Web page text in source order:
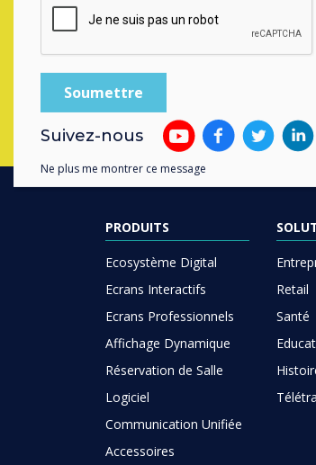
PRODUITS
Ecosystème Digital
Ecrans Interactifs
Ecrans Professionnels
Affichage Dynamique
Réservation de Salle
Logiciel
Communication Unifiée
Accessoires
Retail
Santé
Suivez-nous
Ne plus me montrer ce message